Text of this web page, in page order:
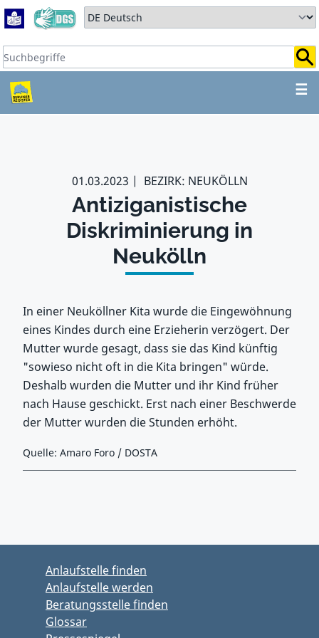
Zum Hauptbereich springen
Zum Hauptmenü springen
Sprache auswählen:
Suchbegriffe:
☰
ZUM HAUPTBEREICH
01.03.2023 BEZIRK: NEUKÖLLN
Antiziganistische
Diskriminierung in
Neukölln
In einer Neuköllner Kita wurde die Eingewöhnung
eines Kindes durch eine Erzieherin verzögert. Der
Mutter wurde gesagt, dass sie das Kind künftig
"sowieso nicht oft in die Kita bringen" würde.
Deshalb wurden die Mutter und ihr Kind früher
nach Hause geschickt. Erst nach einer Beschwerde
der Mutter wurden die Stunden erhöht.
Quelle: Amaro Foro / DOSTA
Anlaufstelle finden
Anlaufstelle werden
Beratungsstelle finden
Glossar